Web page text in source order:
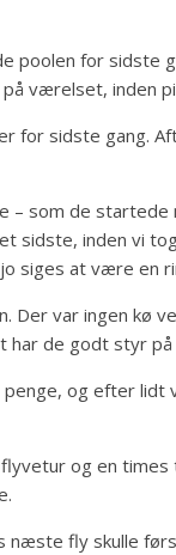
poolen for sidste
værelset, inden
for sidste gang.
– som de
sidste, inden vi
siges at være en
Der var ingen kø
de godt styr på
og efter lidt
og en
næste fly skulle